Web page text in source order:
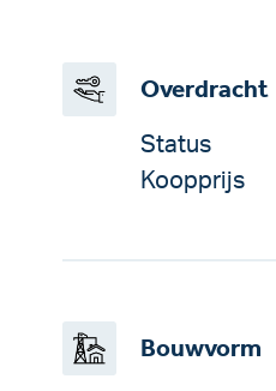
Overdracht
Status
Koopprijs
Bouwvorm